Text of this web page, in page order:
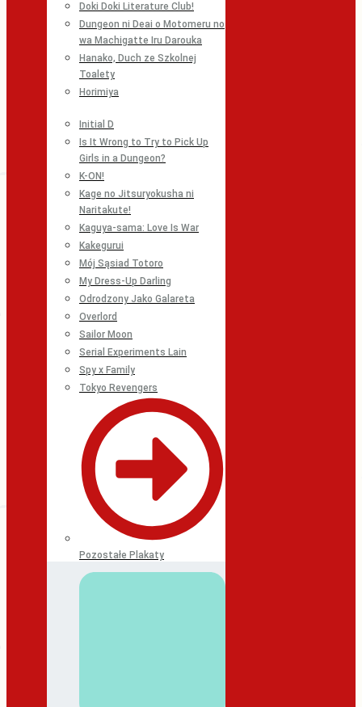
Doki Doki Literature Club!
Dungeon ni Deai o Motomeru no
wa Machigatte Iru Darouka
Hanako, Duch ze Szkolnej
Toalety
Horimiya
Initial D
Is It Wrong to Try to Pick Up
Girls in a Dungeon?
K-ON!
Kage no Jitsuryokusha ni
Naritakute!
Kaguya-sama: Love Is War
Kakegurui
Mój Sąsiad Totoro
My Dress-Up Darling
Odrodzony Jako Galareta
Overlord
Sailor Moon
Serial Experiments Lain
Spy x Family
Tokyo Revengers
Pozostałe Plakaty